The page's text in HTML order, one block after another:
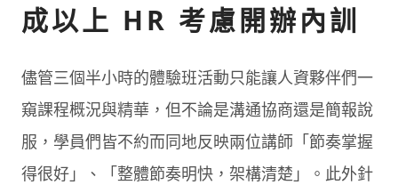
成以上 HR 考慮開辦內訓
儘管三個半小時的體驗班活動只能讓人資夥伴們一
窺課程概況與精華，但不論是溝通協商還是簡報說
服，學員們皆不約而同地反映兩位講師「節奏掌握
得很好」、「整體節奏明快，架構清楚」。此外針